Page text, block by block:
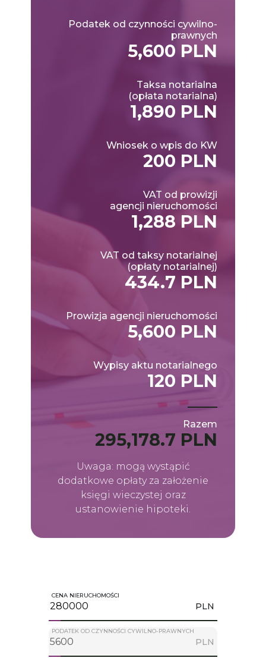
Podatek od czynności cywilno-
prawnych
5,600 PLN
Taksa notarialna
(opłata notarialna)
1,890 PLN
Wniosek o wpis do KW
200 PLN
VAT od prowizji
agencji nieruchomości
1,288 PLN
VAT od taksy notarialnej
(opłaty notarialnej)
434.7 PLN
Prowizja agencji nieruchomości
5,600 PLN
Wypisy aktu notarialnego
120 PLN
Razem
295,178.7 PLN
Uwaga: mogą wystąpić
dodatkowe opłaty za założenie
księgi wieczystej oraz
ustanowienie hipoteki.
CENA NIERUCHOMOŚCI
PLN
PODATEK OD CZYNNOŚCI CYWILNO-PRAWNYCH
PLN